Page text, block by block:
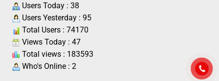
Users Today : 38
Users Yesterday : 95
Total Users : 74170
Views Today : 47
Total views : 183593
Who's Online : 2